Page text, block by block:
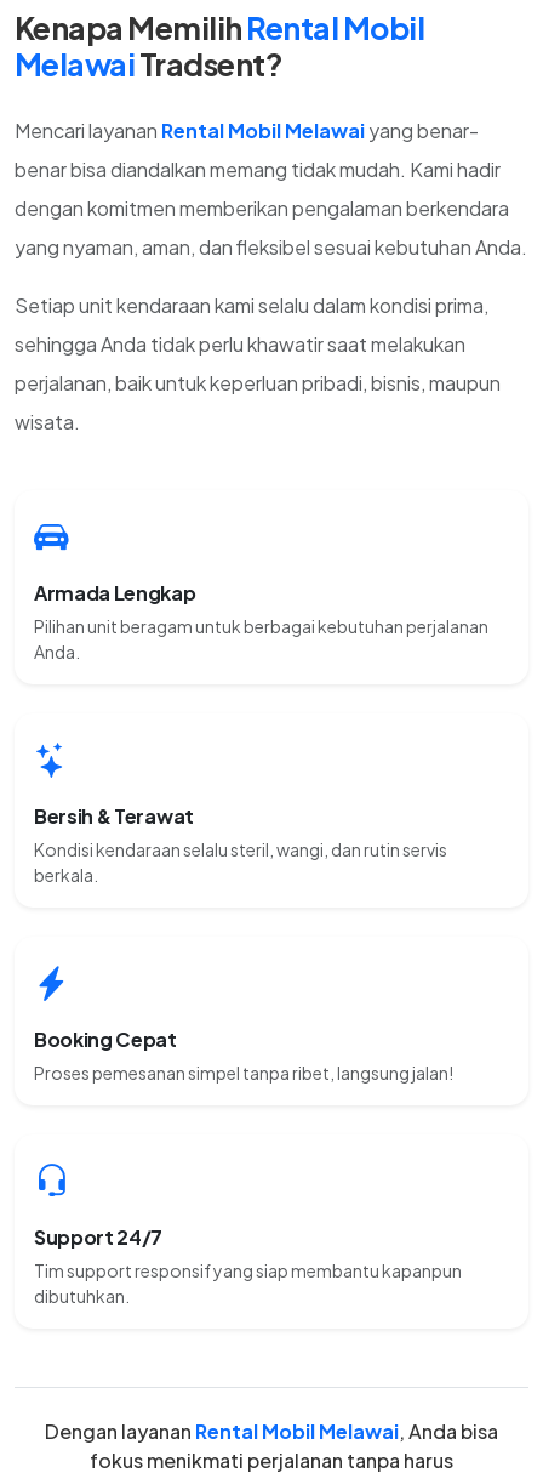
Kenapa MemilihRental Mobil
MelawaiTradsent?
Mencari layanan Rental Mobil Melawaiyang benar-
benar bisa diandalkan memang tidak mudah. Kami hadir
dengan komitmen memberikan pengalaman berkendara
yang nyaman, aman, dan fleksibel sesuai kebutuhan Anda.
Setiap unit kendaraan kami selalu dalam kondisi prima,
sehingga Anda tidak perlu khawatir saat melakukan
perjalanan, baik untuk keperluan pribadi, bisnis, maupun
wisata.
Armada Lengkap
Pilihan unit beragam untuk berbagai kebutuhan perjalanan
Anda.
Bersih & Terawat
Kondisi kendaraan selalu steril, wangi, dan rutin servis
berkala.
Booking Cepat
Proses pemesanan simpel tanpa ribet, langsung jalan!
Support 24/7
Tim support responsif yang siap membantu kapanpun
dibutuhkan.
Dengan layanan Rental Mobil Melawai, Anda bisa
fokus menikmati perjalanan tanpa harus